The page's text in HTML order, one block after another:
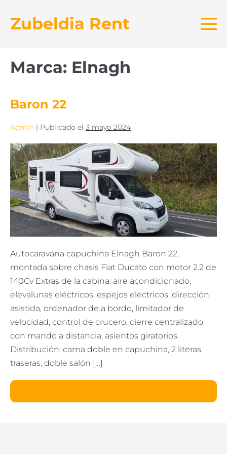
Zubeldia Rent
Marca: Elnagh
Baron 22
Admin | Publicado el 3 mayo 2024
Baron
22
Autocaravana capuchina Elnagh Baron 22,
montada sobre chasis Fiat Ducato con motor 2.2 de
140Cv Extras de la cabina: aire acondicionado,
elevalunas eléctricos, espejos eléctricos, dirección
asistida, ordenador de a bordo, limitador de
velocidad, control de crucero, cierre centralizado
con mando a distancia, asientos giratorios.
Distribución: cama doble en capuchina, 2 literas
traseras, doble salón […]
22